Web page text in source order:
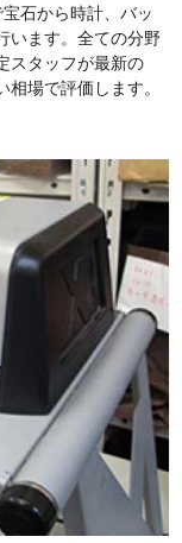
石から時計、バッ
います。全ての分野
スタッフが最新の
場で評価します。